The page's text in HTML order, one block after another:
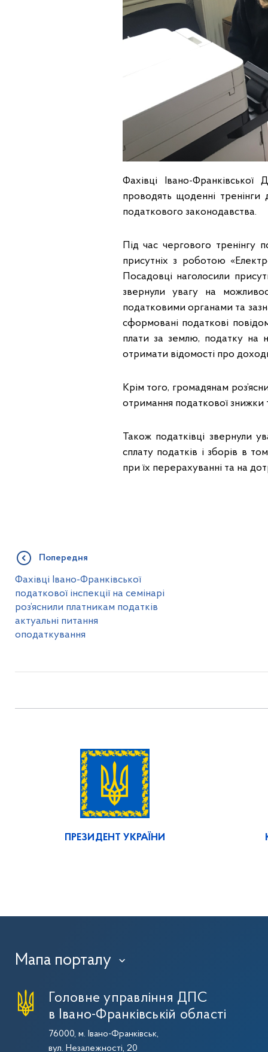
Фахівці Івано-
проводять щоденні тренінги
податкового законодавства.
Під час чергового тренінгу
присутніх з роботою
Посадовці наголосили
звернули увагу на
податковими органами та
сформовані податкові
плати за землю, податку на
отримати відомості про
Крім того, громадянам
отримання податкової знижки
Також податківці звернули
сплату податків і зборів в
при їх перерахуванні та на
Попередня
Фахівці Івано-Франківської
податкової інспекції на семінарі
роз’яснили платникам податків
актуальні питання
оподаткування
ПРЕЗИДЕНТ УКРАЇНИ
Мапа порталу ›
Головне управління ДПС
в Івано-Франківській області
76000, м. Івано-Франківськ,
вул. Незалежності, 20